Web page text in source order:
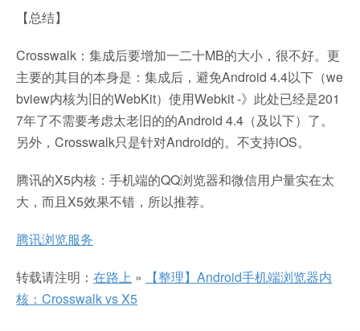
【总结】
Crosswalk：集成后要增加一二十MB的大小，很不好。更
主要的其目的本身是：集成后，避免Android 4.4以下（we
bview内核为旧的WebKit）使用Webkit -》此处已经是201
7年了不需要考虑太老旧的的Android 4.4（及以下）了。
另外，Crosswalk只是针对Android的。不支持iOS。
腾讯的X5内核：手机端的QQ浏览器和微信用户量实在太
大，而且X5效果不错，所以推荐。
腾讯浏览服务
转载请注明： 在路上 »
【整理】Android手机端浏览器内
核：Crosswalk vs X5